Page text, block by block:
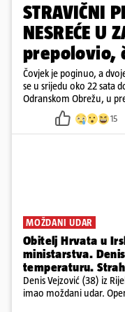
STRAVIČNI
NESREĆE U
prepolovio,
Čovjek je poginuo, a
se u srijedu oko 22 sata
Odranskom Obrežu, u
neutvrđenih razloga
prepolovilo.
15
MOŽDANI UDAR
Obitelj Hrvata u
ministarstva.
temperaturu.
Denis Vejzović (38) iz
imao moždani udar.